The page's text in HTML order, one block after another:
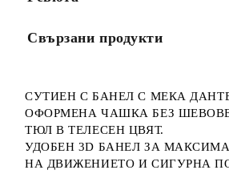
Свързани продукти
СУТИЕН С БАНЕЛ С МЕКА
ОФОРМЕНА ЧАШКА БЕЗ
ТЮЛ В ТЕЛЕСЕН ЦВЯТ.
УДОБЕН 3D БАНЕЛ ЗА
НА ДВИЖЕНИЕТО И СИГУРНА